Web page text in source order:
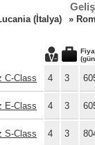
(İtalya)
Geliş
»
C-Class 4 3
E-Class 4 3
S-Class 4 3